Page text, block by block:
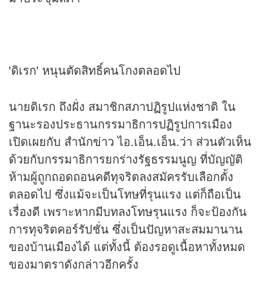
'ดิเรก' หนุนตัดสิทธิ์คนโกงตลอดไป
นายดิเรก ถึงฝั่ง สมาชิกสภาปฏิรูปแห่งชาติ ใน
ฐานะรองประธานกรรมาธิการปฏิรูปการเมือง
เปิดเผยกับ สำนักข่าวไอ.เอ็น.เอ็น.ว่า ส่วนตัวเห็น
ด้วยกับกรรมาธิการยกร่างรัฐธรรมนูญ ที่บัญญัติ
ห้ามผู้ถูกถอดถอนคดีทุจริตลงสมัครรับเลือกตั้ง
ตลอดไป ซึ่งแม้จะเป็นโทษที่รุนแรง แต่ก็ถือเป็น
เรื่องดี เพราะหากมีบทลงโทษรุนแรง ก็จะป้องกัน
การทุจริตคอร์รัปชั่น ซึ่งเป็นปัญหาสะสมมานาน
ของบ้านเมืองได้ แต่ทั้งนี้ ต้องรอดูเนื้อหาทั้งหมด
ของมาตราดังกล่าวอีกครั้ง